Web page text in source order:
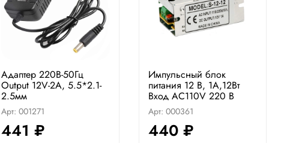
Адаптер 220В-50Гц
Output 12V-2A, 5.5*2.1-
2.5мм
Арт: 001271
441 ₽
Импульсный блок
питания 12 В, 1А,12Вт
Вход AC110V 220 В
Арт: 000361
440 ₽